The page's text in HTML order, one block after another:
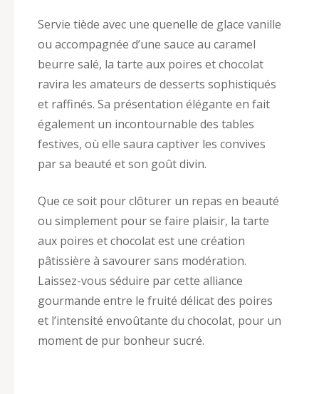
Servie tiède avec une quenelle de glace vanille
ou accompagnée d’une sauce au caramel
beurre salé, la tarte aux poires et chocolat
ravira les amateurs de desserts sophistiqués
et raffinés. Sa présentation élégante en fait
également un incontournable des tables
festives, où elle saura captiver les convives
par sa beauté et son goût divin.
Que ce soit pour clôturer un repas en beauté
ou simplement pour se faire plaisir, la tarte
aux poires et chocolat est une création
pâtissière à savourer sans modération.
Laissez-vous séduire par cette alliance
gourmande entre le fruité délicat des poires
et l’intensité envoûtante du chocolat, pour un
moment de pur bonheur sucré.